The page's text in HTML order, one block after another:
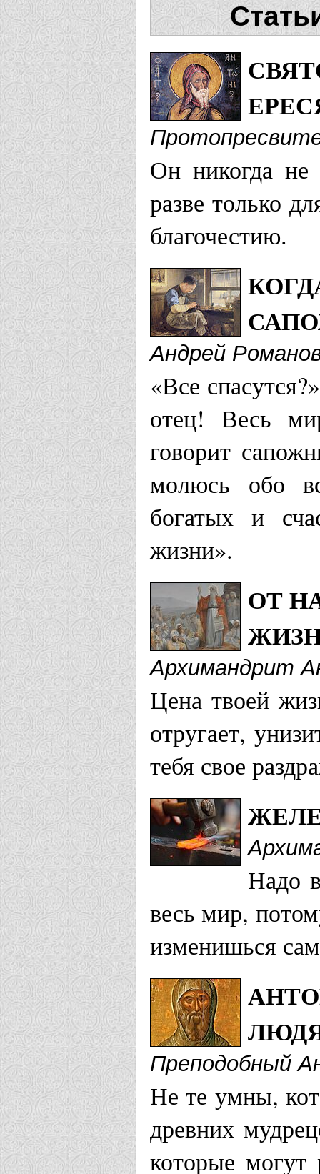
Он никогда не
разве только
благочестию.
Андрей
«Все
отец! Весь
говорит
молюсь обо
богатых и
жизни».
ОТ
Архимандрит
Цена твоей
отругает,
тебя свое
Надо
весь мир,
изменишься
Преподобный
Не те умны,
древних
которые могут